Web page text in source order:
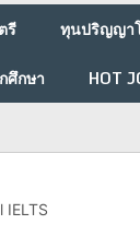
รี ทุนปริญญา
ศึกษา HOT